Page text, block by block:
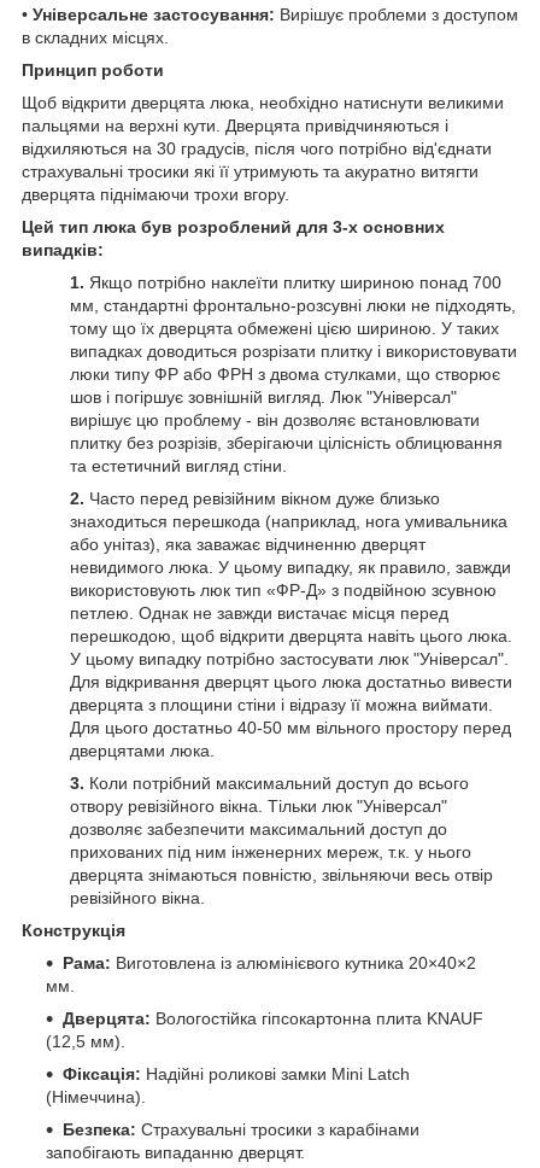
• Універсальне застосування: Вирішує проблеми з доступом
в складних місцях.
Принцип роботи
Щоб відкрити дверцята люка, необхідно натиснути великими
пальцями на верхні кути. Дверцята привідчиняються і
відхиляються на 30 градусів, після чого потрібно від'єднати
страхувальні тросики які її утримують та акуратно витягти
дверцята піднімаючи трохи вгору.
Цей тип люка був розроблений для 3-х основних
випадків:
1. Якщо потрібно наклеїти плитку шириною понад 700
мм, стандартні фронтально-розсувні люки не підходять,
тому що їх дверцята обмежені цією шириною. У таких
випадках доводиться розрізати плитку і використовувати
люки типу ФР або ФРН з двома стулками, що створює
шов і погіршує зовнішній вигляд. Люк "Універсал"
вирішує цю проблему - він дозволяє встановлювати
плитку без розрізів, зберігаючи цілісність облицювання
та естетичний вигляд стіни.
2. Часто перед ревізійним вікном дуже близько
знаходиться перешкода (наприклад, нога умивальника
або унітаз), яка заважає відчиненню дверцят
невидимого люка. У цьому випадку, як правило, завжди
використовують люк тип «ФР-Д» з подвійною зсувною
петлею. Однак не завжди вистачає місця перед
перешкодою, щоб відкрити дверцята навіть цього люка.
У цьому випадку потрібно застосувати люк "Універсал".
Для відкривання дверцят цього люка достатньо вивести
дверцята з площини стіни і відразу її можна виймати.
Для цього достатньо 40-50 мм вільного простору перед
дверцятами люка.
3. Коли потрібний максимальний доступ до всього
отвору ревізійного вікна. Тільки люк "Універсал"
дозволяє забезпечити максимальний доступ до
прихованих під ним інженерних мереж, т.к. у нього
дверцята знімаються повністю, звільняючи весь отвір
ревізійного вікна.
Конструкція
Рама: Виготовлена із алюмінієвого кутника 20×40×2
мм.
Дверцята: Вологостійка гіпсокартонна плита KNAUF
(12,5 мм).
Фіксація: Надійні роликові замки Mini Latch
(Німеччина).
Безпека: Страхувальні тросики з карабінами
запобігають випаданню дверцят.